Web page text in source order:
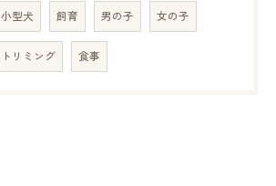
小型犬 飼育 男の子 女の子
トリミング 食事